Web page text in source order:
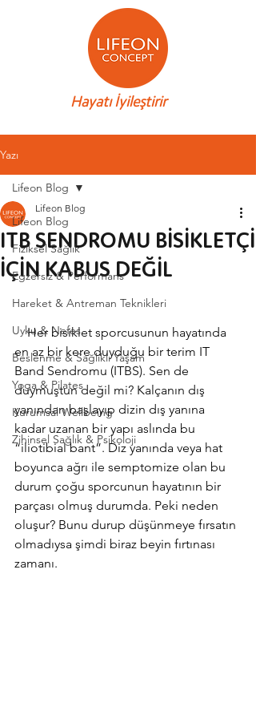
Hayatı İyileştirir
Yazı
Lifeon Blog
Fiziksel Sağlık
Egzersiz & Performans
Hareket & Antreman Teknikleri
Uyku & Nefes
Beslenme & Sağlıklı Yaşam
Yoga & Pilates
Kurumsal Wellbeing
Zihinsel Sağlık & Psikoloji
Lifeon Blog
ITB SENDROMU BİSİKLETÇİ
İÇİN KABUS DEĞİL
Lifeon Blog
Her bisiklet sporcusunun hayatında
en az bir kere duyduğu bir terim IT
Band Sendromu (ITBS). Sen de
duymuştun değil mi? Kalçanın dış
yanından başlayıp dizin dış yanına
kadar uzanan bir yapı aslında bu
“iliotibial bant”. Diz yanında veya hat
boyunca ağrı ile semptomize olan bu
durum çoğu sporcunun hayatının bir
parçası olmuş durumda. Peki neden
oluşur? Bunu durup düşünmeye fırsatın
olmadıysa şimdi biraz beyin fırtınası
zamanı.